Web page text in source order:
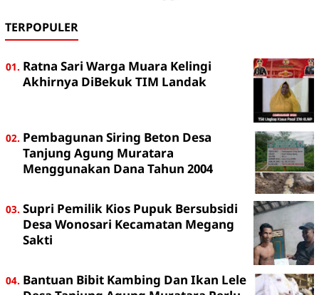
TERPOPULER
Ratna Sari Warga Muara Kelingi
Akhirnya DiBekuk TIM Landak
Pembagunan Siring Beton Desa
Tanjung Agung Muratara
Menggunakan Dana Tahun 2004
Supri Pemilik Kios Pupuk Bersubsidi
Desa Wonosari Kecamatan Megang
Sakti
Bantuan Bibit Kambing Dan Ikan Lele